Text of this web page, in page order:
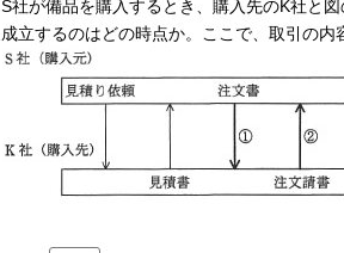
S社が備品を購入するとき、購入先のK社と
成立するのはどの時点か。ここで、取引の内